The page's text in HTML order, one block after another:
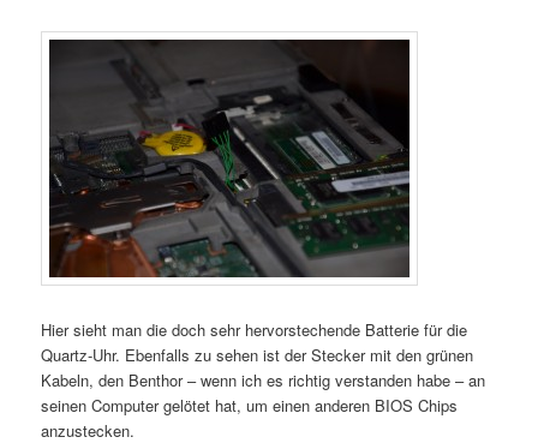
Hier sieht man die doch sehr hervorstechende Batterie für die
Quartz-Uhr. Ebenfalls zu sehen ist der Stecker mit den grünen
Kabeln, den Benthor – wenn ich es richtig verstanden habe – an
seinen Computer gelötet hat, um einen anderen BIOS Chips
anzustecken.